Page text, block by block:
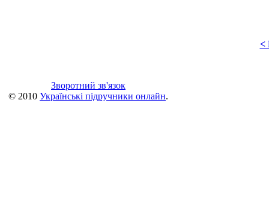
<
Зворотний зв'язок
© 2010 Українські підручники онлайн.